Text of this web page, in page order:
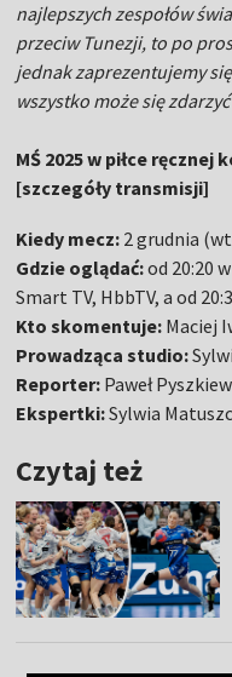
najlepszych zespołów
przeciw Tunezji, to po
jednak zaprezentujemy
wszystko może się zdarzyć
MŚ 2025 w piłce
[szczegóły transmisji]
Kiedy mecz: 2 grudnia
Gdzie oglądać:od 20:20
Smart TV, HbbTV, a od
Kto skomentuje: Maciej
Prowadząca studio:
Reporter: Paweł
Ekspertki:Sylwia
Czytaj też